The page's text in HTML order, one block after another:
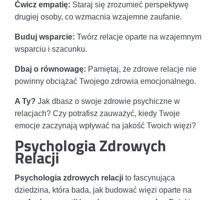
Ćwicz empatię: Staraj się zrozumieć perspektywę
drugiej osoby, co wzmacnia wzajemne zaufanie.
Buduj wsparcie: Twórz relacje oparte na wzajemnym
wsparciu i szacunku.
Dbaj o równowagę: Pamiętaj, że zdrowe relacje nie
powinny obciążać Twojego zdrowia emocjonalnego.
A Ty? Jak dbasz o swoje zdrowie psychiczne w
relacjach? Czy potrafisz zauważyć, kiedy Twoje
emocje zaczynają wpływać na jakość Twoich więzi?
Psychologia Zdrowych
Relacji
Psychologia zdrowych relacji to fascynująca
dziedzina, która bada, jak budować więzi oparte na